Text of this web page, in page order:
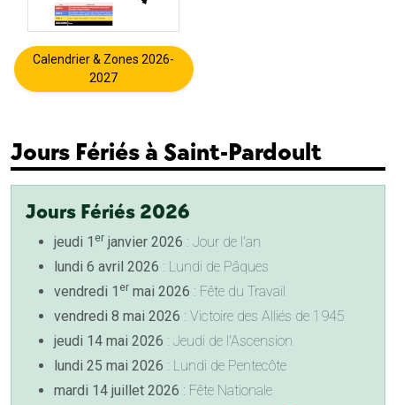
Calendrier & Zones 2026-
2027
Jours Fériés à Saint-Pardoult
Jours Fériés 2026
jeudi 1 er janvier 2026 : Jour de l'an
lundi 6 avril 2026 : Lundi de Pâques
vendredi 1 er mai 2026 : Fête du Travail
vendredi 8 mai 2026 : Victoire des Alliés de 1945
jeudi 14 mai 2026 : Jeudi de l'Ascension
lundi 25 mai 2026 : Lundi de Pentecôte
mardi 14 juillet 2026 : Fête Nationale